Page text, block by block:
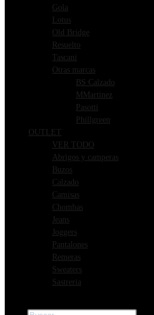
Gola
Lotus
Old Bridge
Resuelto
Tascani
Otras marcas
BS Calzado
MMartinez
Pasotti
Phillgreen
OUTLET
VER TODO
Abrigos y camperas
Buzos
Calzado
Camisas
Chombas
Jeans
Joggers
Pantalones
Remeras
Sweaters
Sastreria